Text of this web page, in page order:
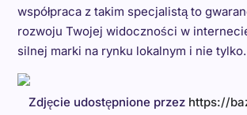
współpraca z takim specjalistą to
rozwoju Twojej widoczności w
silnej marki na rynku lokalnym i nie tylko.
Zdjęcie udostępnione przez https://